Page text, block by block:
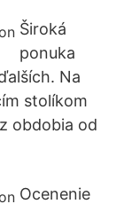
Široká
ponuka
Na
stolíkom
obdobia od
Ocenenie